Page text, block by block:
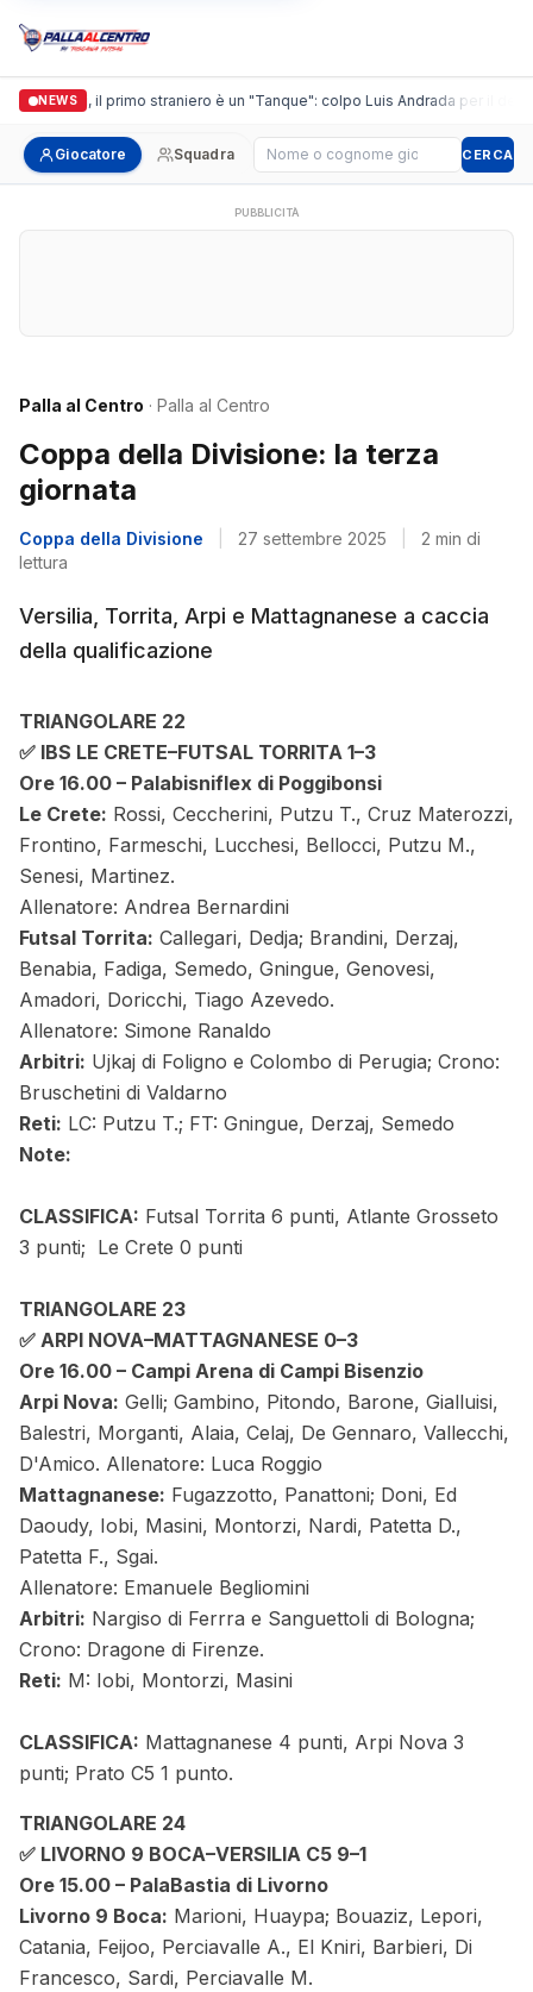
NEWS
Casalguidi, il primo straniero è un "Tanque": colpo Luis Andrada per il
Giocatore Squadra Cerca giocatore CERCA
PUBBLICITÀ
Palla al Centro · Palla al Centro
Coppa della Divisione: la terza
giornata
Coppa della Divisione 27 settembre 2025
2 min di
lettura
Versilia, Torrita, Arpi e Mattagnanese a caccia
della qualificazione
TRIANGOLARE 22
✅ IBS LE CRETE–FUTSAL TORRITA 1–3
Ore 16.00 – Palabisniflex di Poggibonsi
Le Crete: Rossi, Ceccherini, Putzu T., Cruz Materozzi,
Frontino, Farmeschi, Lucchesi, Bellocci, Putzu M.,
Senesi, Martinez.
Allenatore: Andrea Bernardini
Futsal Torrita: Callegari, Dedja; Brandini, Derzaj,
Benabia, Fadiga, Semedo, Gningue, Genovesi,
Amadori, Doricchi, Tiago Azevedo.
Allenatore: Simone Ranaldo
Arbitri: Ujkaj di Foligno e Colombo di Perugia; Crono:
Bruschetini di Valdarno
Reti: LC: Putzu T.; FT: Gningue, Derzaj, Semedo
Note:
CLASSIFICA: Futsal Torrita 6 punti, Atlante Grosseto
3 punti; Le Crete 0 punti
TRIANGOLARE 23
✅ ARPI NOVA–MATTAGNANESE 0–3
Ore 16.00 – Campi Arena di Campi Bisenzio
Arpi Nova: Gelli; Gambino, Pitondo, Barone, Gialluisi,
Balestri, Morganti, Alaia, Celaj, De Gennaro, Vallecchi,
D'Amico. Allenatore: Luca Roggio
Mattagnanese: Fugazzotto, Panattoni; Doni, Ed
Daoudy, Iobi, Masini, Montorzi, Nardi, Patetta D.,
Patetta F., Sgai.
Allenatore: Emanuele Begliomini
Arbitri: Nargiso di Ferrra e Sanguettoli di Bologna;
Crono: Dragone di Firenze.
Reti: M: Iobi, Montorzi, Masini
CLASSIFICA: Mattagnanese 4 punti, Arpi Nova 3
punti; Prato C5 1 punto.
TRIANGOLARE 24
✅ LIVORNO 9 BOCA–VERSILIA C5 9–1
Ore 15.00 – PalaBastia di Livorno
Livorno 9 Boca: Marioni, Huaypa; Bouaziz, Lepori,
Catania, Feijoo, Perciavalle A., El Kniri, Barbieri, Di
Francesco, Sardi, Perciavalle M.